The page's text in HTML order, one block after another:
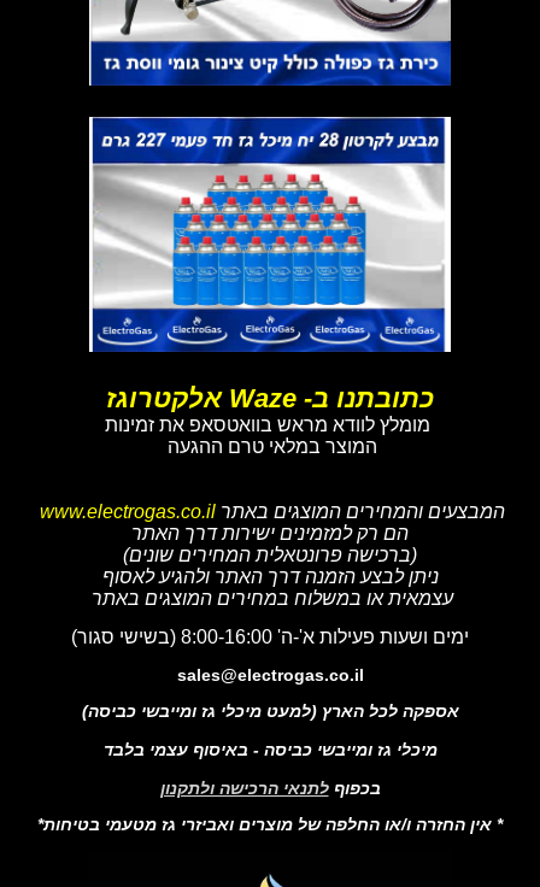
כתובתנו ב- Waze אלקטרוגז
מומלץ לוודא מראש בוואטסאפ את זמינות
המוצר במלאי טרם ההגעה
המבצעים והמחירים המוצגים באתר www.electrogas.co.il
הם רק למזמינים ישירות דרך האתר
(ברכישה פרונטאלית המחירים שונים)
ניתן לבצע הזמנה דרך האתר ולהגיע לאסוף
עצמאית או במשלוח במחירים המוצגים באתר
ימים ושעות פעילות א'-ה' 8:00-16:00 (בשישי סגור)
sales@electrogas.co.il
אספקה לכל הארץ (למעט מיכלי גז ומייבשי כביסה)
מיכלי גז ומייבשי כביסה - באיסוף עצמי בלבד
בכפוף לתנאי הרכישה ולתקנון
* אין החזרה ו/או החלפה של מוצרים ואביזרי גז מטעמי בטיחות*